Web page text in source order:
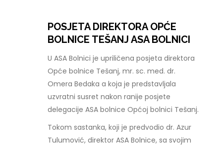
POSJETA DIREKTORA OPĆE
BOLNICE TEŠANJ ASA BOLNICI
U ASA Bolnici je upriličena posjeta direktora
Opće bolnice Tešanj, mr. sc. med. dr.
Omera Bedaka a koja je predstavljala
uzvratni susret nakon ranije posjete
delegacije ASA bolnice Općoj bolnici Tešanj.
Tokom sastanka, koji je predvodio dr. Azur
Tulumović, direktor ASA Bolnice, sa svojim